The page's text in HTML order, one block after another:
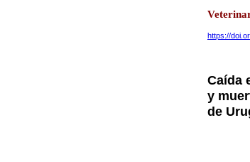
https://
Caída
y
de